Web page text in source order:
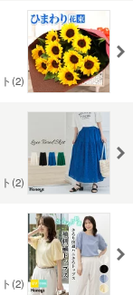
(2)
(2)
(2)